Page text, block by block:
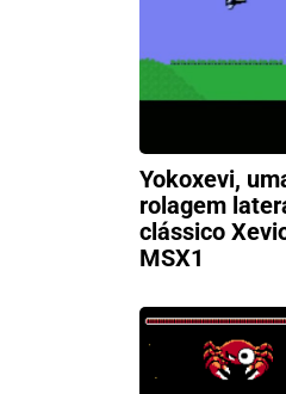
Yokoxevi,
rolagem
clássico
MSX1